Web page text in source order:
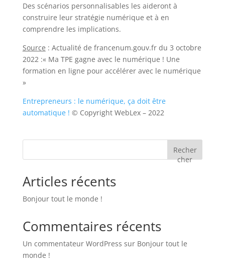
Des scénarios personnalisables les aideront à
construire leur stratégie numérique et à en
comprendre les implications.
Source : Actualité de francenum.gouv.fr du 3 octobre
2022 :« Ma TPE gagne avec le numérique ! Une
formation en ligne pour accélérer avec le numérique
»
Entrepreneurs : le numérique, ça doit être
automatique ! © Copyright WebLex – 2022
Recher
cher
Articles récents
Bonjour tout le monde !
Commentaires récents
Un commentateur WordPress sur Bonjour tout le
monde !